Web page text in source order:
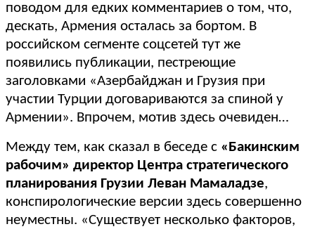
поводом для едких комментариев о том, что,
дескать, Армения осталась за бортом. В
российском сегменте соцсетей тут же
появились публикации, пестреющие
заголовками «Азербайджан и Грузия при
участии Турции договариваются за спиной у
Армении». Впрочем, мотив здесь очевиден…
Между тем, как сказал в беседе с «Бакинским
рабочим» директор Центра стратегического
планирования Грузии Леван Мамаладзе,
конспирологические версии здесь совершенно
неуместны. «Существует несколько факторов,